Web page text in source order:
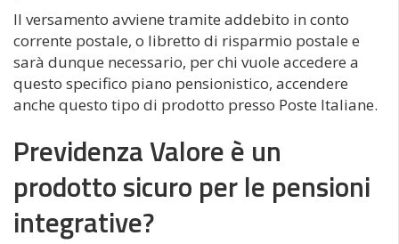
Il versamento avviene tramite addebito in conto
corrente postale, o libretto di risparmio postale e
sarà dunque necessario, per chi vuole accedere a
questo specifico piano pensionistico, accendere
anche questo tipo di prodotto presso Poste Italiane.
Previdenza Valore è un
prodotto sicuro per le pensioni
integrative?